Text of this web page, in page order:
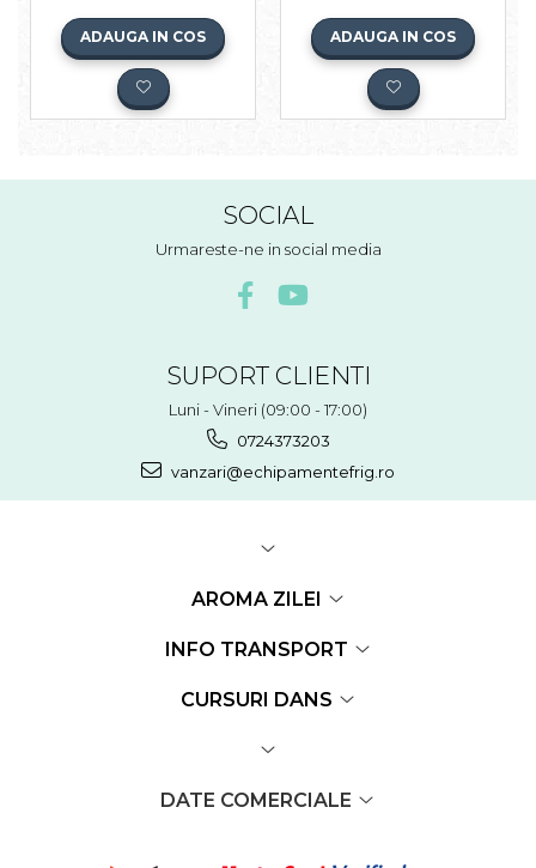
ADAUGA IN COS ADAUGA IN COS
SOCIAL
Urmareste-ne in social media
SUPORT CLIENTI
Luni - Vineri (09:00 - 17:00)
0724373203
vanzari@echipamentefrig.ro
AROMA ZILEI
INFO TRANSPORT
CURSURI DANS
DATE COMERCIALE